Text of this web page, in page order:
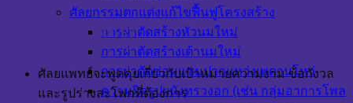
ศัลยกรรมตกแต่งแก้ไขฟื้นฟูโครงสร้าง
การผ่าตัดสร้างหัวนมใหม่
การผ่าตัดสร้างเต้านมใหม่
การผ่าตัดซ่อมแซมปากแหว่งเพดานโหว่
ความผิดรูปผนังทรวงอก (เช่น กลุ่มอาการโพล
การปรึกษาหารือ
ศัลยแพทย์จะพูดคุยเกี่ยวกับเป้าหมายความงาม ข้อกังวล
และรูปร่างสะโพกที่ต้องการ